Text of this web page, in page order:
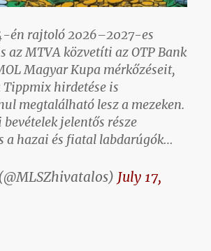
én rajtoló 2026–2027-es
az MTVA közvetíti az OTP Bank
Magyar Kupa mérkőzéseit,
Tippmix hirdetése is
megtalálható lesz a mezeken.
jelentős része
a hazai és fiatal labdarúgók…
July 17,
év után az MLSZ végre hajlandó